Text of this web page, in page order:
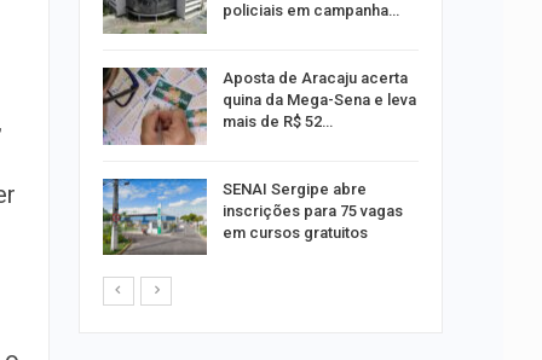
e
policiais em campanha…
Aposta de Aracaju acerta
quina da Mega-Sena e leva
mais de R$ 52…
SENAI Sergipe abre
inscrições para 75 vagas
em cursos gratuitos